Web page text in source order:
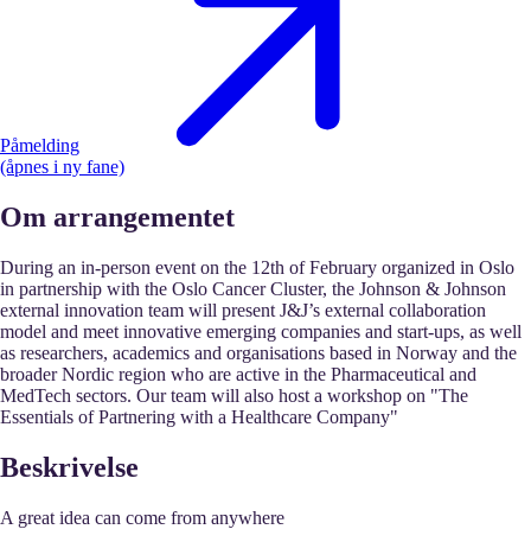
Påmelding
(åpnes i ny fane)
Om arrangementet
During an in-person event on the 12th of February organized in Oslo
in partnership with the Oslo Cancer Cluster, the Johnson & Johnson
external innovation team will present J&J’s external collaboration
model and meet innovative emerging companies and start-ups, as well
as researchers, academics and organisations based in Norway and the
broader Nordic region who are active in the Pharmaceutical and
MedTech sectors. Our team will also host a workshop on "The
Essentials of Partnering with a Healthcare Company"
Beskrivelse
A great idea can come from anywhere